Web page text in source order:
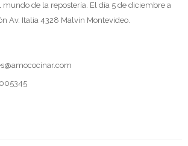
de la repostería. El día 5 de diciembre a
Av. Italia 4328 Malvin Montevideo.